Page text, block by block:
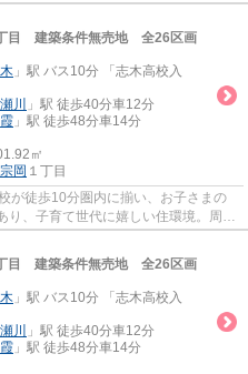
で、お気...
目 建築条件無売地 全26区画
」駅 バス10分 「志木高校入
川
」駅 徒歩40分車12分
」駅 徒歩48分車14分
㎡
岡 １丁目
が徒歩10分圏内に揃い、お子さまの
り、子育て世代に嬉しい住環境。周辺
で、お気...
目 建築条件無売地 全26区画
」駅 バス10分 「志木高校入
川
」駅 徒歩40分車12分
」駅 徒歩48分車14分